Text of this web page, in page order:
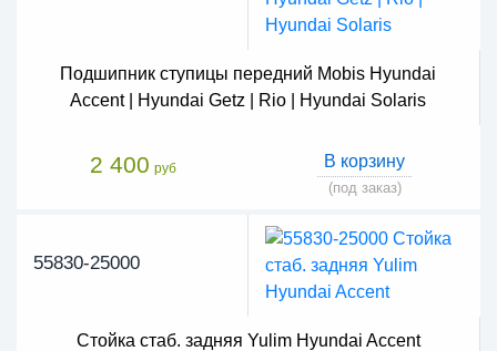
Подшипник ступицы передний Mobis Hyundai
Accent | Hyundai Getz | Rio | Hyundai Solaris
2 400 руб В корзину
(под заказ)
55830-25000
Стойка стаб. задняя Yulim Hyundai Accent